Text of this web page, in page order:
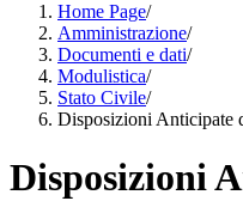
Home Page/
Amministrazione/
Documenti e dati/
Modulistica/
Stato Civile/
Disposizioni Anticipate
Disposizioni